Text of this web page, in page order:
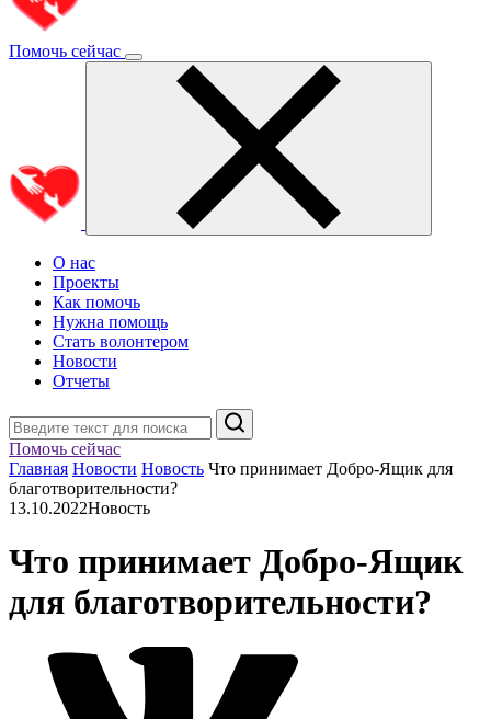
Помочь сейчас
О нас
Проекты
Как помочь
Нужна помощь
Стать волонтером
Новости
Отчеты
Поиск
Помочь сейчас
Главная Новости Новость Что принимает Добро-Ящик для
благотворительности?
13.10.2022Новость
Что принимает Добро-Ящик
для благотворительности?